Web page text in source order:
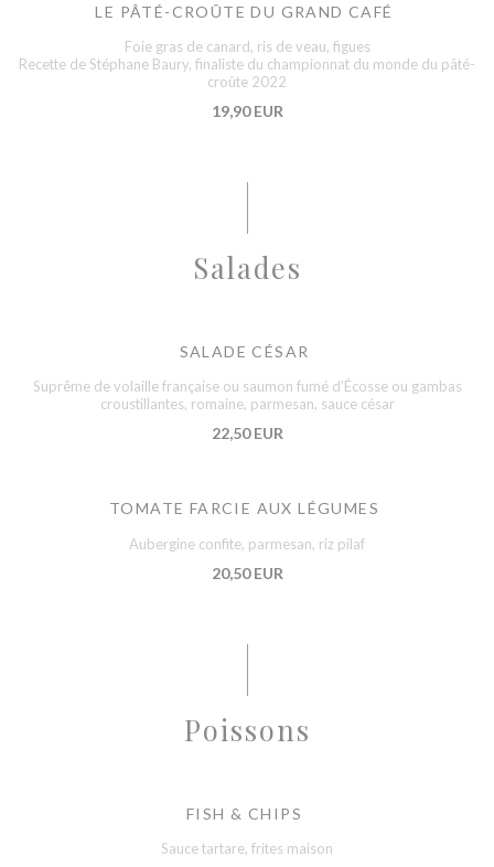
LE PÂTÉ-CROÛTE DU GRAND CAFÉ
Foie gras de canard, ris de veau, figues
Recette de Stéphane Baury, finaliste du championnat du monde du pâté-
croûte 2022
19,90 EUR
Salades
SALADE CÉSAR
Suprême de volaille française ou saumon fumé d’Écosse ou gambas
croustillantes, romaine, parmesan, sauce césar
22,50 EUR
TOMATE FARCIE AUX LÉGUMES
Aubergine confite, parmesan, riz pilaf
20,50 EUR
Poissons
FISH & CHIPS
Sauce tartare, frites maison